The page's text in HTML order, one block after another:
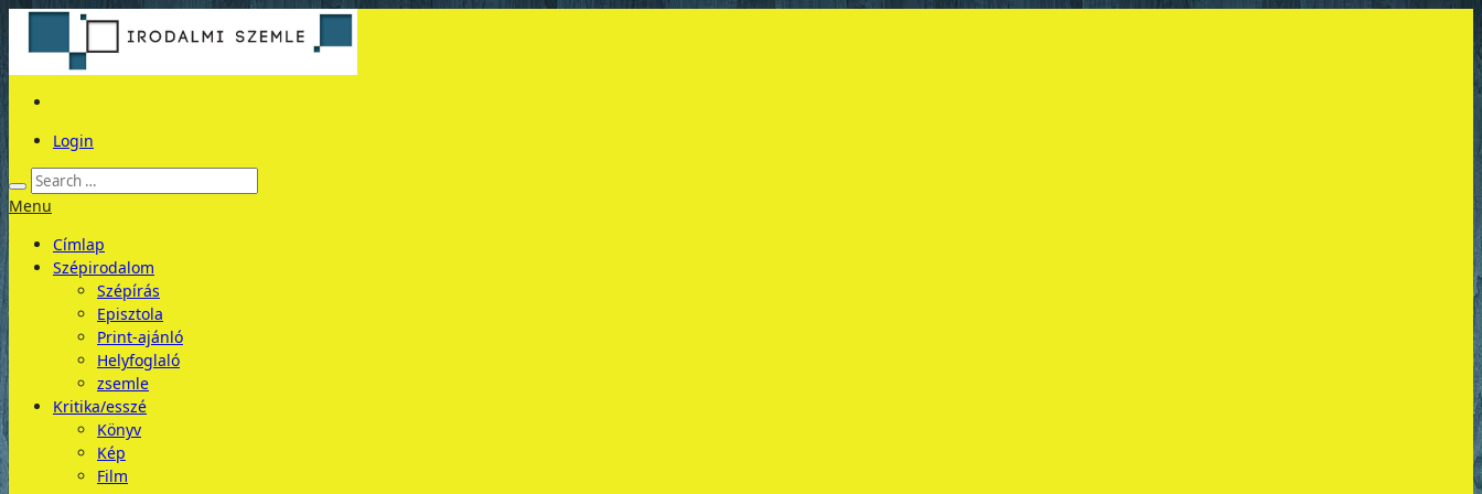
Login
Menu
Címlap
Szépirodalom
Szépírás
Episztola
Print-ajánló
Helyfoglaló
zsemle
Kritika/esszé
Könyv
Kép
Film